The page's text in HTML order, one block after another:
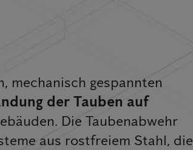
mechanisch gespannten
der Tauben auf
Die Taubenabwehr
aus rostfreiem Stahl, die